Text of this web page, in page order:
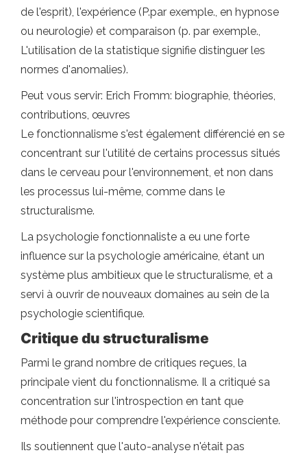
de l'esprit), l'expérience (P.par exemple., en hypnose
ou neurologie) et comparaison (p. par exemple.,
L'utilisation de la statistique signifie distinguer les
normes d'anomalies).
Peut vous servir: Erich Fromm: biographie, théories,
contributions, œuvres
Le fonctionnalisme s'est également différencié en se
concentrant sur l'utilité de certains processus situés
dans le cerveau pour l'environnement, et non dans
les processus lui-même, comme dans le
structuralisme.
La psychologie fonctionnaliste a eu une forte
influence sur la psychologie américaine, étant un
système plus ambitieux que le structuralisme, et a
servi à ouvrir de nouveaux domaines au sein de la
psychologie scientifique.
Critique du structuralisme
Parmi le grand nombre de critiques reçues, la
principale vient du fonctionnalisme. Il a critiqué sa
concentration sur l'introspection en tant que
méthode pour comprendre l'expérience consciente.
Ils soutiennent que l'auto-analyse n'était pas